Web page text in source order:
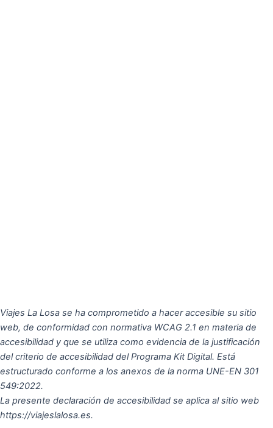
Viajes La Losa se ha comprometido a hacer accesible su sitio
web, de conformidad con normativa WCAG 2.1 en materia de
accesibilidad y que se utiliza como evidencia de la justificación
del criterio de accesibilidad del Programa Kit Digital. Está
estructurado conforme a los anexos de la norma UNE-EN 301
549:2022.
La presente declaración de accesibilidad se aplica al sitio web
https://viajeslalosa.es.